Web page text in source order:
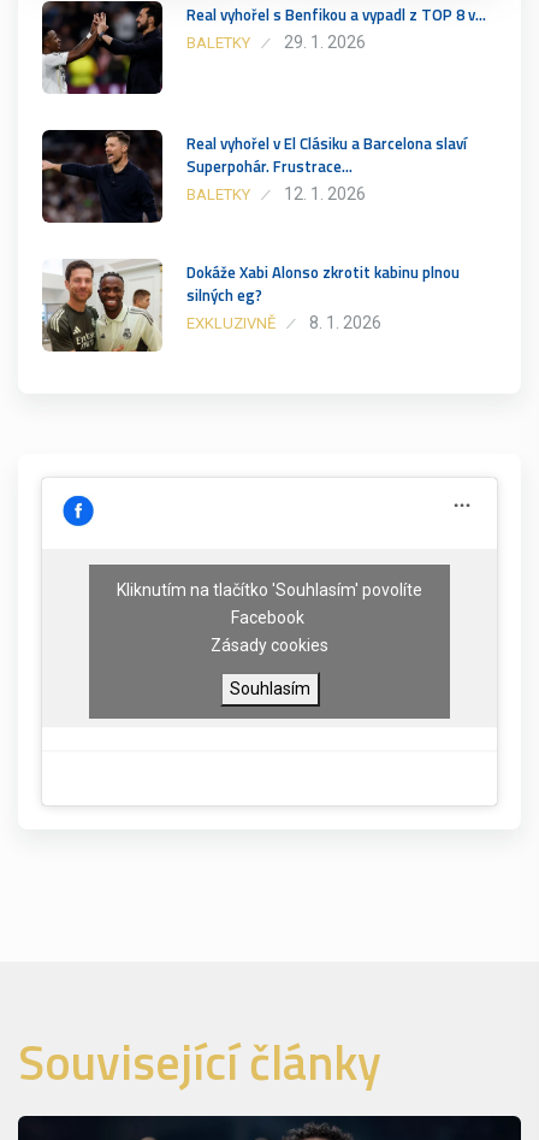
Real vyhořel s Benfikou a vypadl z TOP 8 v…
BALETKY 29. 1. 2026
Real vyhořel v El Clásiku a Barcelona slaví
Superpohár. Frustrace…
BALETKY 12. 1. 2026
Dokáže Xabi Alonso zkrotit kabinu plnou
silných eg?
EXKLUZIVNĚ 8. 1. 2026
Kliknutím na tlačítko 'Souhlasím' povolíte
Facebook
Zásady cookies
Souhlasím
Související články